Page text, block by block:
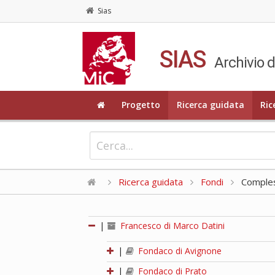
Sias
SIAS Archivio
Progetto Ricerca guidata
Ricerca guidata Fondi
| Francesco di Marco Datini
|
Fondaco di Avignone
|
Fondaco di Prato